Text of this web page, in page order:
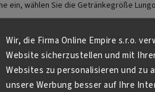
Wir, die Firma Online Empire s.r.o.
Website sicherzustellen und mit
Websites zu personalisieren und zu
unsere Werbung besser auf Ihre
ein, wählen Sie die Getränkegröße Lungo
Kaffeemaschinen
Bitternoten
zweimal nacheinander